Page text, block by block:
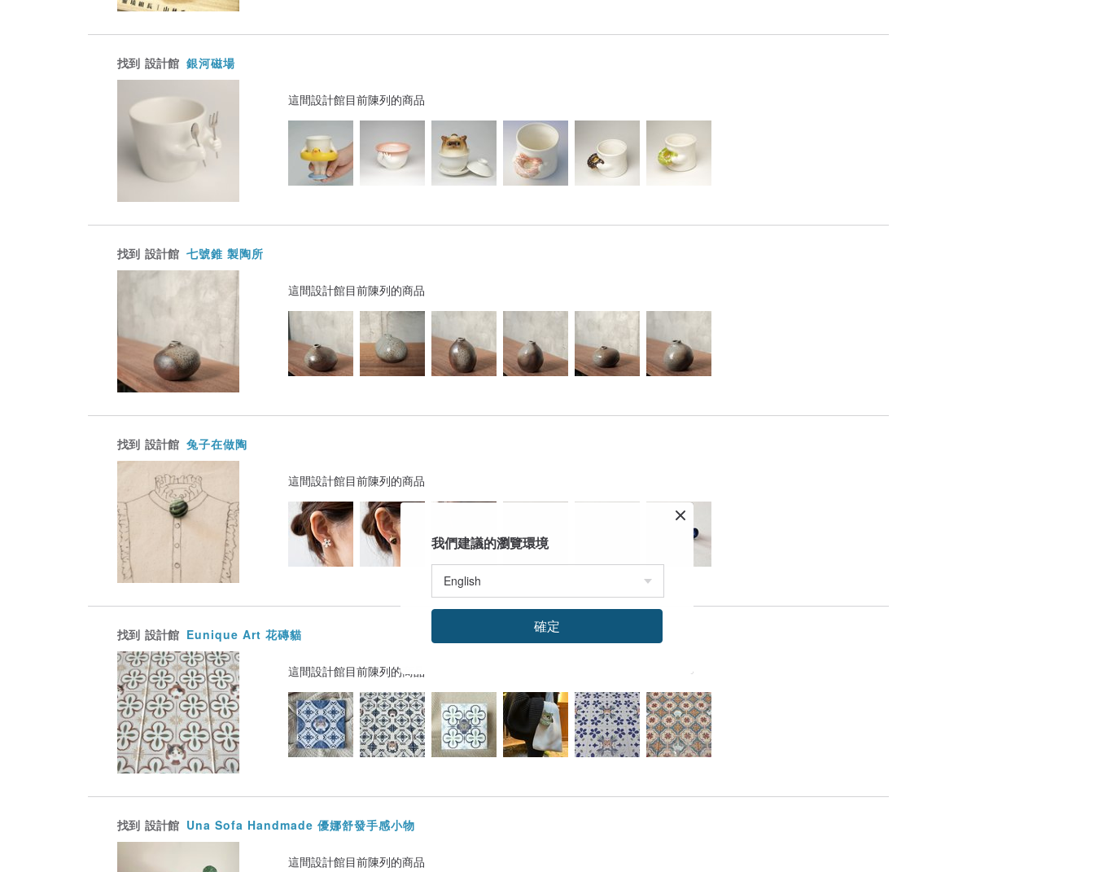
找到 設計館 銀河磁場
這間設計館目前陳列的商品
找到 設計館 七號錐 製陶所
這間設計館目前陳列的商品
找到 設計館 兔子在做陶
這間設計館目前陳列的商品
找到 設計館 Eunique Art 花磚貓
這間設計館目前陳列的商品
找到 設計館 Una Sofa Handmade 優娜舒發手感小物
這間設計館目前陳列的商品
我們建議的瀏覽環境
確定